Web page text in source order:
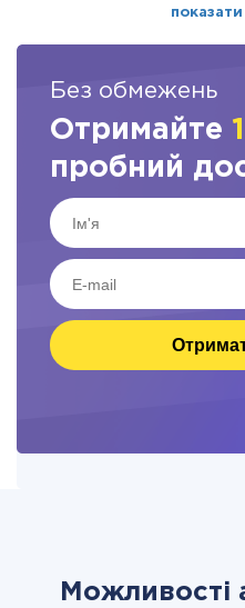
Без обмежень
Отримайте
пробний
Можливості